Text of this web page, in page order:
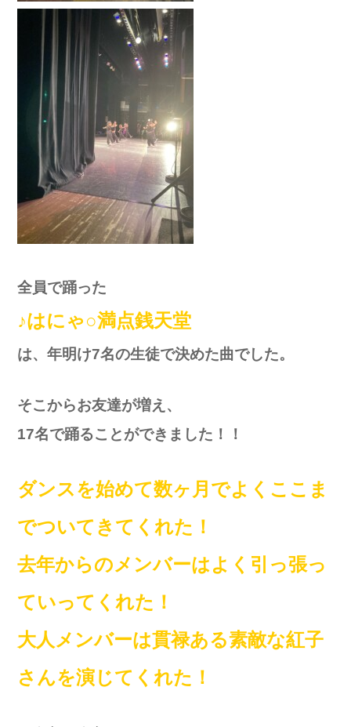
全員で踊った
♪はにゃ○満点銭天堂
は、年明け7名の生徒で決めた曲でした。
そこからお友達が増え、
17名で踊ることができました！！
ダンスを始めて数ヶ月でよくここま
でついてきてくれた！
去年からのメンバーはよく引っ張っ
ていってくれた！
大人メンバーは貫禄ある素敵な紅子
さんを演じてくれた！